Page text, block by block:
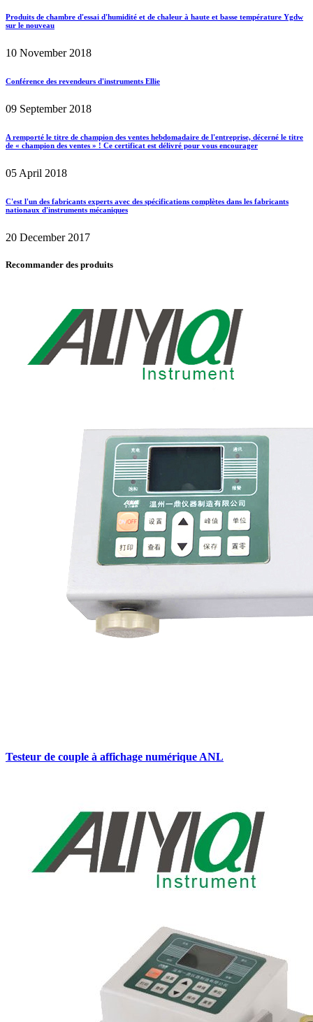
Produits de chambre d'essai d'humidité et de chaleur à haute et basse température Ygdw
sur le nouveau
10 November 2018
Conférence des revendeurs d'instruments Ellie
09 September 2018
A remporté le titre de champion des ventes hebdomadaire de l'entreprise, décerné le titre
de « champion des ventes » ! Ce certificat est délivré pour vous encourager
05 April 2018
C'est l'un des fabricants experts avec des spécifications complètes dans les fabricants
nationaux d'instruments mécaniques
20 December 2017
Recommander des produits
Testeur de couple à affichage numérique ANL